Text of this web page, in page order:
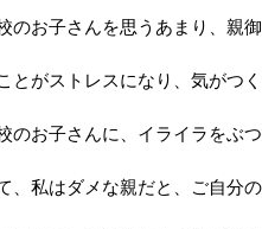
のお子さんを思うあまり、親
とがストレスになり、気がつ
のお子さんに、イライラをぶつ
、私はダメな親だと、ご自分